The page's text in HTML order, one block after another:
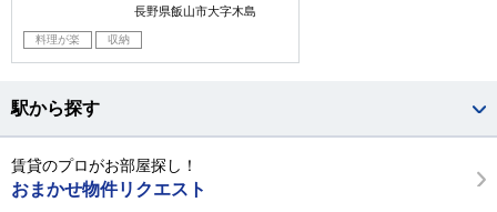
長野県飯山市大字木島
料理が楽 収納
駅から探す
賃貸のプロがお部屋探し！
おまかせ物件リクエスト